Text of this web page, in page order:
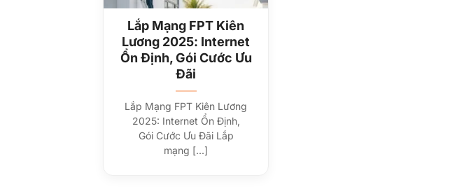
Lắp Mạng FPT Kiên
Lương 2025: Internet
Ổn Định, Gói Cước Ưu
Đãi
Lắp Mạng FPT Kiên Lương
2025: Internet Ổn Định,
Gói Cước Ưu Đãi Lắp
mạng [...]